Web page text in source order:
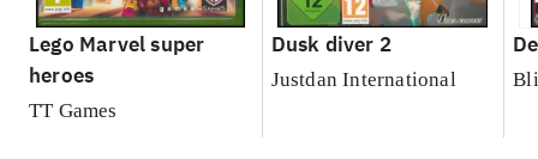
Lego Marvel super
heroes
TT Games
Dusk diver 2
Justdan International